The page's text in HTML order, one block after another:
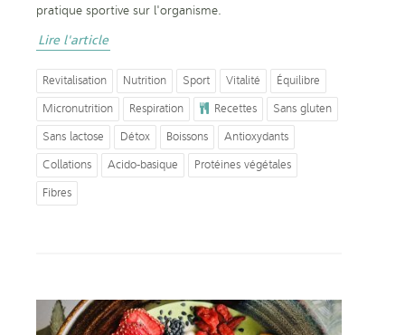
pratique sportive sur l'organisme.
Lire l'article
Revitalisation Nutrition Sport Vitalité
Équilibre
Micronutrition
Respiration Recettes
Sans gluten
Sans lactose
Détox Boissons
Antioxydants
Collations
Acido-basique
Protéines végétales
Fibres